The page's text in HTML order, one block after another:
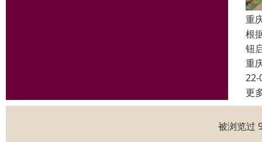
重
根
钮
重
22-
更
被浏览过